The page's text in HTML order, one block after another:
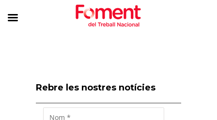
Rebre les nostres notícies